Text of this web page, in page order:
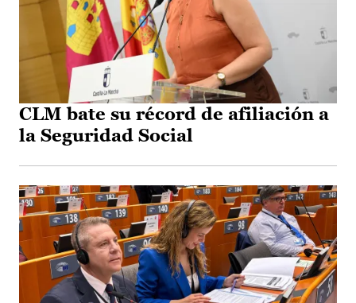
CLM bate su récord de afiliación a
la Seguridad Social